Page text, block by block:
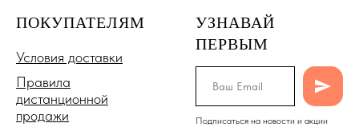
ПОКУПАТЕЛЯМ
Условия доставки
Правила
дистанционной
продажи
УЗНАВАЙ
ПЕРВЫМ
Подписаться на новости и акции